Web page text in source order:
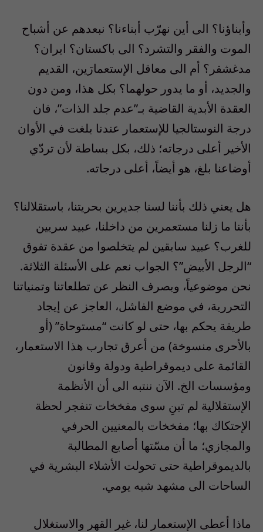
وأبناؤنا؟ الى أين نهرّب أبناءنا؟ نبعدهم عن أشباح
الموت والفقر والتشرد؟ الى باكستان؟ ايران؟
مدغشقر؟ أم الى معاقل الإستعمارَين، القديم
والجديد، أو ما يدور حولهما؟ بكل هذا، ومن دون
العقدة الأبدية القاضية بـ”عدم جلد الذات”، فان
درجة النوستالجيا للإستعمار عندنا بلغت في الأوان
الأخير أعلى درجاته؛ ذلك، بكل بساطة لأن تردّي
أوضاعنا بلغ، هو أيضاً، أعلى درجاته.
هل يعني ذلك بأننا لسنا جديرين بحريتنا، باستقلالنا؟
بأننا ما زلنا مستعمرين من داخلنا، عبيد سريين
للغرب؟ عبيد سابقين لم يتخلصوا من عقدة تفوق
“الرجل الأبيض”؟ الجواب نعم على الأسئلة الثلاثة.
نحن موضوعياً، وبصرف النظر عن تطلعاتنا وتمنياتنا
التحررية، في موضع الفاشل، العاجز عن إيجاد
طريقة يحكم بها، حتى لو كانت “مستوحاة” (أو
بالأحرى منسوخة) من أعرق تجارب هذا الاستعمار،
القائمة على ديموقراطية ودولة وقانون
ومؤسسات الخ. الآن ننتبه الى أن الأنظمة
الإستقلالية لم تبنِ سوى مفخخات تنفجر لحظة
الإحتكاك بها؛ مفخخات بالمعنيين الحرفي
والمجازي؛ ما أن مسّتها أصابع المطالبة
بالديموقراطية حتى تحولت الأشلاء البشرية في
الساحات الى مشهد شبه يومي.
ماذا أعطى الإستعمار لنا، غير القهر والاستغلال